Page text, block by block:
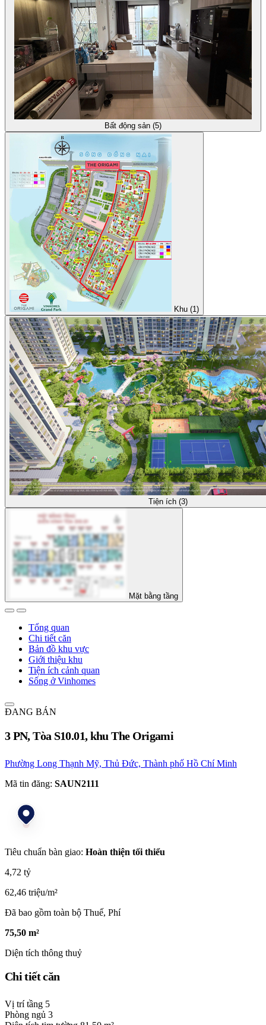
Bất động sản (5)
Khu (1)
Tiện ích (3)
Mặt bằng tầng
Tổng quan
Chi tiết căn
Bản đồ khu vực
Giới thiệu khu
Tiện ích cảnh quan
Sống ở Vinhomes
ĐANG BÁN
3 PN, Tòa S10.01, khu The Origami
Phường Long Thạnh Mỹ, Thủ Đức, Thành phố Hồ Chí Minh
Mã tin đăng: SAUN2111
Tiêu chuẩn bàn giao: Hoàn thiện tối thiểu
4,72 tỷ
62,46 triệu/m²
Đã bao gồm toàn bộ Thuế, Phí
75,50 m²
Diện tích thông thuỷ
Chi tiết căn
Vị trí tầng 5
Phòng ngủ 3